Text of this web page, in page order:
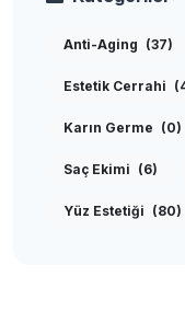
Anti-Aging (37)
Estetik Cerrahi
Karın Germe (0)
Saç Ekimi (6)
Yüz Estetiği (80)